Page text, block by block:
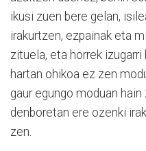
ikusi zuen bere gelan,
irakurtzen, ezpainak eta
zituela, eta horrek izugarri
hartan ohikoa ez zen
gaur egungo moduan
denboretan ere ozenki
zen.